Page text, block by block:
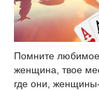
Помните
женщина, твое
где они,